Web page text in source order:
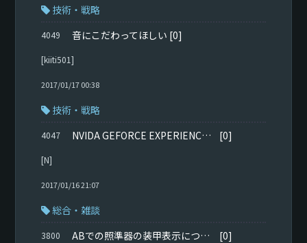
技術・戦略
4049 音にこだわってほしい [0]
[kiiti501]
2017/01/17 00:38
技術・戦略
4047 NVIDA GEFORCE EXPERIENCEで最適化が適用されません [0]
[N]
2017/01/16 21:07
総合・雑談
3800 ABでの照準器の装甲表示について [0]